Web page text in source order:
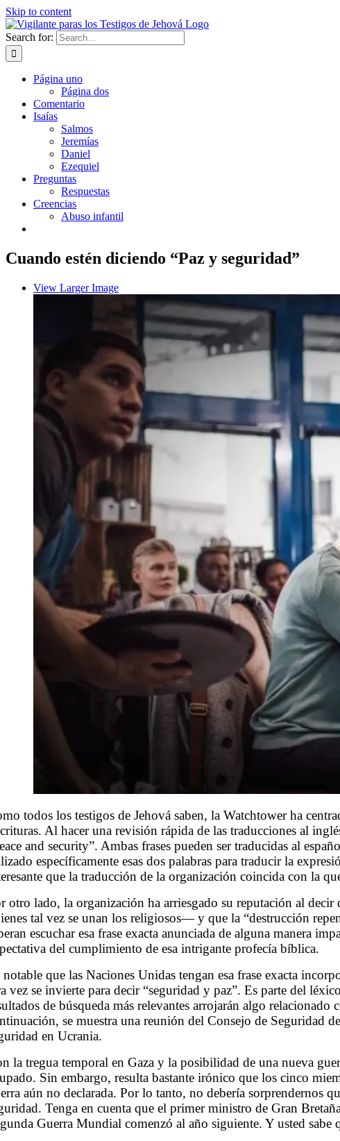
Skip to content
Search for:
Página uno
Página dos
Comentario
Isaías
Salmos
Jeremías
Daniel
Ezequiel
Preguntas
Respuestas
Creencias
Abuso infantil
Cuando estén diciendo “Paz y seguridad”
View Larger Image
todos los testigos de Jehová saben, la Watchtower ha
Al hacer una revisión rápida de las traducciones al
and security”. Ambas frases pueden ser traducidas al
específicamente esas dos palabras para traducir la
que la traducción de la organización coincida con la
otro lado, la organización ha arriesgado su reputación al
tal vez se unan los religiosos― y quela “destrucción
escuchar esa frase exacta anunciada de alguna manera
del cumplimiento de esa intrigante profecía bíblica.
notable que las Naciones Unidas tengan esa frase exacta
vez se invierte para decir “seguridad y paz”. Es parte del
de búsqueda más relevantes arrojarán algo
se muestra una reunión del Consejo de Seguridad
en Ucrania.
la tregua temporal en Gaza y la posibilidad de una nueva
Sin embargo, resulta bastante irónico que los cinco
aún no declarada. Por lo tanto, no debería sorprendernos
Tenga en cuenta que el primer ministro de Gran
Guerra Mundial comenzó al año siguiente. Y usted sabe